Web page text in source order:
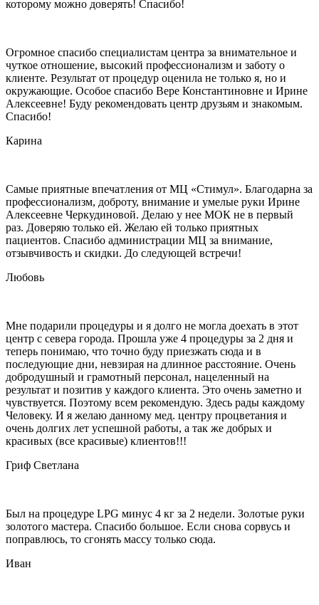
которому можно доверять! Спасибо!
Огромное спасибо специалистам центра за внимательное и
чуткое отношение, высокий профессионализм и заботу о
клиенте. Результат от процедур оценила не только я, но и
окружающие. Особое спасибо Вере Константиновне и Ирине
Алексеевне! Буду рекомендовать центр друзьям и знакомым.
Спасибо!
Карина
Самые приятные впечатления от МЦ «Стимул». Благодарна за
профессионализм, доброту, внимание и умелые руки Ирине
Алексеевне Черкудиновой. Делаю у нее МОК не в первый
раз. Доверяю только ей. Желаю ей только приятных
пациентов. Спасибо администрации МЦ за внимание,
отзывчивость и скидки. До следующей встречи!
Любовь
Мне подарили процедуры и я долго не могла доехать в этот
центр с севера города. Прошла уже 4 процедуры за 2 дня и
теперь понимаю, что точно буду приезжать сюда и в
последующие дни, невзирая на длинное расстояние. Очень
добродушный и грамотный персонал, нацеленный на
результат и позитив у каждого клиента. Это очень заметно и
чувствуется. Поэтому всем рекомендую. Здесь рады каждому
Человеку. И я желаю данному мед. центру процветания и
очень долгих лет успешной работы, а так же добрых и
красивых (все красивые) клиентов!!!
Гриф Светлана
Был на процедуре LPG минус 4 кг за 2 недели. Золотые руки
золотого мастера. Спасибо большое. Если снова сорвусь и
поправлюсь, то сгонять массу только сюда.
Иван